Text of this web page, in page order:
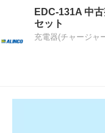
EDC-131A 中
セット
充電器(チャージャ